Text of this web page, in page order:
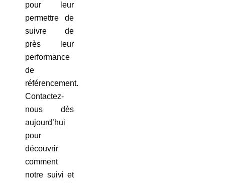
pour leur
permettre de
suivre de
près leur
performance
de
référencement.
Contactez-
nous dès
aujourd’hui
pour
découvrir
comment
notre suivi et